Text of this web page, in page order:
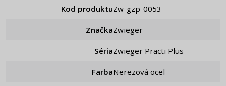
Kod produktu zw-gzp-0053
Značka Zwieger
Séria Zwieger Practi Plus
Farba Nerezová ocel